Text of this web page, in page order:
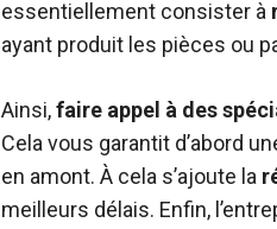
essentiellement consister à
ayant produit les pièces ou
Ainsi,faire appel à des
Cela vous garantit d’abord
en amont. À cela s’ajoute la
meilleurs délais. Enfin,